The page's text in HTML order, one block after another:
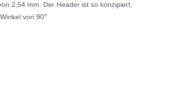
2,54 mm. Der Header ist so konzipiert,
von 90°